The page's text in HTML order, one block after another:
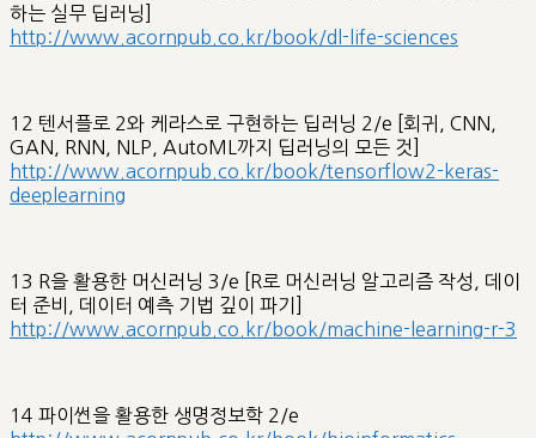
하는 실무 딥러닝]
http://www.acornpub.co.kr/book/dl-life-sciences
12 텐서플로 2와 케라스로 구현하는 딥러닝 2/e [회귀, CNN,
GAN, RNN, NLP, AutoML까지 딥러닝의 모든 것]
http://www.acornpub.co.kr/book/tensorflow2-keras-
deeplearning
13 R을 활용한 머신러닝 3/e [R로 머신러닝 알고리즘 작성, 데이
터 준비, 데이터 예측 기법 깊이 파기]
http://www.acornpub.co.kr/book/machine-learning-r-3
14 파이썬을 활용한 생명정보학 2/e